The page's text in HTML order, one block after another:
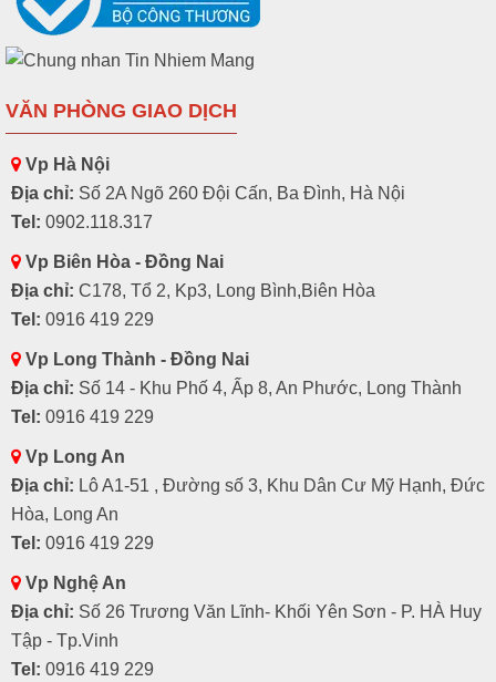
VĂN PHÒNG GIAO DỊCH
Vp Hà Nội
Địa chỉ: Số 2A Ngõ 260 Đội Cấn, Ba Đình, Hà Nội
Tel: 0902.118.317
Vp Biên Hòa - Đồng Nai
Địa chỉ: C178, Tổ 2, Kp3, Long Bình,Biên Hòa
Tel: 0916 419 229
Vp Long Thành - Đồng Nai
Địa chỉ: Số 14 - Khu Phố 4, Ấp 8, An Phước, Long Thành
Tel: 0916 419 229
Vp Long An
Địa chỉ: Lô A1-51 , Đường số 3, Khu Dân Cư Mỹ Hạnh, Đức
Hòa, Long An
Tel: 0916 419 229
Vp Nghệ An
Địa chỉ: Số 26 Trương Văn Lĩnh- Khối Yên Sơn - P. HÀ Huy
Tập - Tp.Vinh
Tel: 0916 419 229